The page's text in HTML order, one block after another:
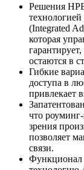
Решения
(Integrated
которая
остаются в
Гибкие
доступа в
привлекает
что
зрения
позволяет
связи.
Функционал